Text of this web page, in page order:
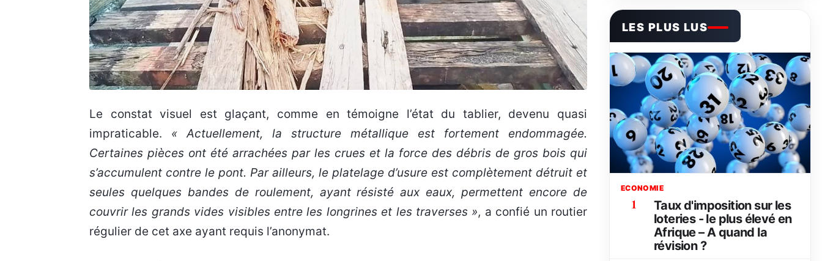
Le constat visuel est glaçant, comme en témoigne l’état du tablier, devenu quasi
impraticable. « Actuellement, la structure métallique est fortement endommagée.
Certaines pièces ont été arrachées par les crues et la force des débris de gros bois qui
s’accumulent contre le pont. Par ailleurs, le platelage d’usure est complètement détruit et
seules quelques bandes de roulement, ayant résisté aux eaux, permettent encore de
couvrir les grands vides visibles entre les longrines et les traverses », a confié un routier
régulier de cet axe ayant requis l’anonymat.
LES PLUS LUS
ECONOMIE
1
Taux d'imposition sur les
loteries - le plus élevé en
Afrique – A quand la
révision ?